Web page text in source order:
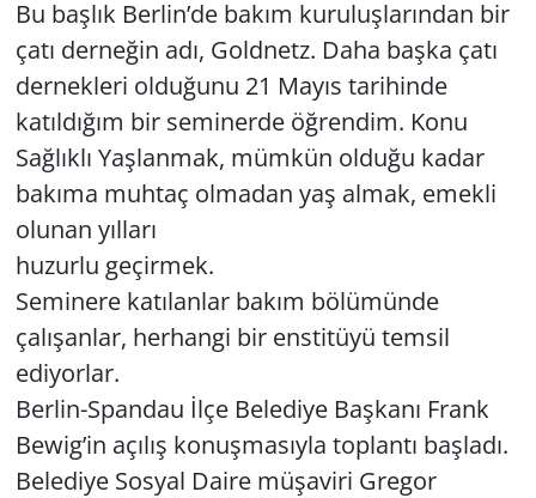
Bu başlık Berlin’de bakım kuruluşlarından bir
çatı derneğin adı, Goldnetz. Daha başka çatı
dernekleri olduğunu 21 Mayıs tarihinde
katıldığım bir seminerde öğrendim. Konu
Sağlıklı Yaşlanmak, mümkün olduğu kadar
bakıma muhtaç olmadan yaş almak, emekli
olunan yılları
huzurlu geçirmek.
Seminere katılanlar bakım bölümünde
çalışanlar, herhangi bir enstitüyü temsil
ediyorlar.
Berlin-Spandau İlçe Belediye Başkanı Frank
Bewig’in açılış konuşmasıyla toplantı başladı.
Belediye Sosyal Daire müşaviri Gregor
GÜNDEM
HABERDE İNSAN
KÜLTÜR SANAT
MAGAZİN
POLİTİKA
RESMİ İLANLAR
SAĞLIK
SİYASET